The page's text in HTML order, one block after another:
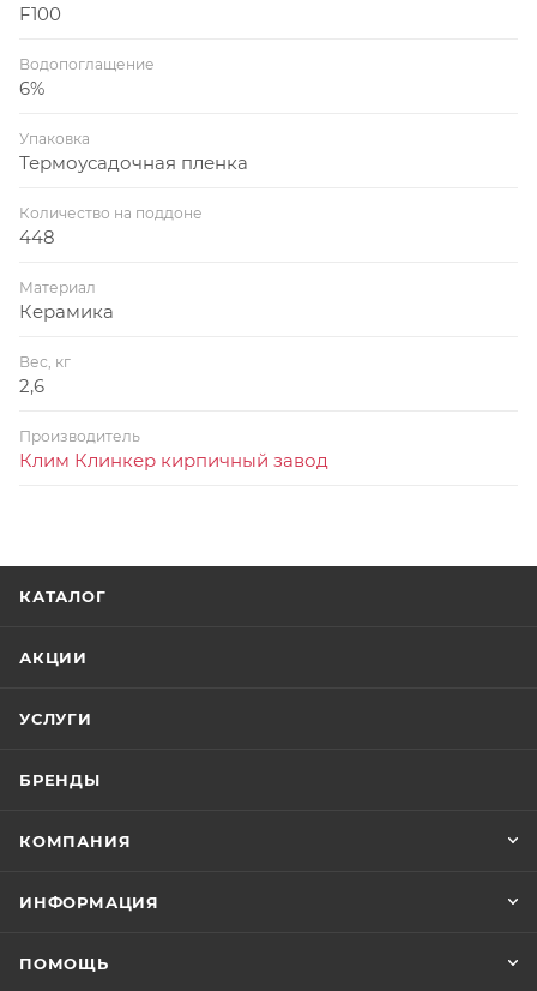
F100
Водопоглащение
6%
Упаковка
Термоусадочная пленка
Количество на поддоне
448
Материал
Керамика
Вес, кг
2,6
Производитель
Клим Клинкер кирпичный завод
КАТАЛОГ
АКЦИИ
УСЛУГИ
БРЕНДЫ
КОМПАНИЯ
ИНФОРМАЦИЯ
ПОМОЩЬ